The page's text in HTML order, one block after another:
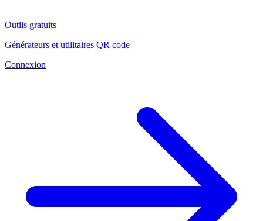
Outils gratuits
Générateurs et utilitaires QR code
Connexion